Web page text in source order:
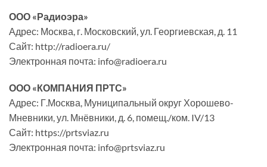
ООО «Радиоэра»
Адрес: Москва, г. Московский, ул. Георгиевская, д. 11
Сайт: http://radioera.ru/
Электронная почта: info@radioera.ru
ООО «КОМПАНИЯ ПРТС»
Адрес: Г.Москва, Муниципальный округ Хорошево-
Мневники, ул. Мнёвники, д. 6, помещ./ком. IV/13
Сайт: https://prtsviaz.ru
Электронная почта: info@prtsviaz.ru